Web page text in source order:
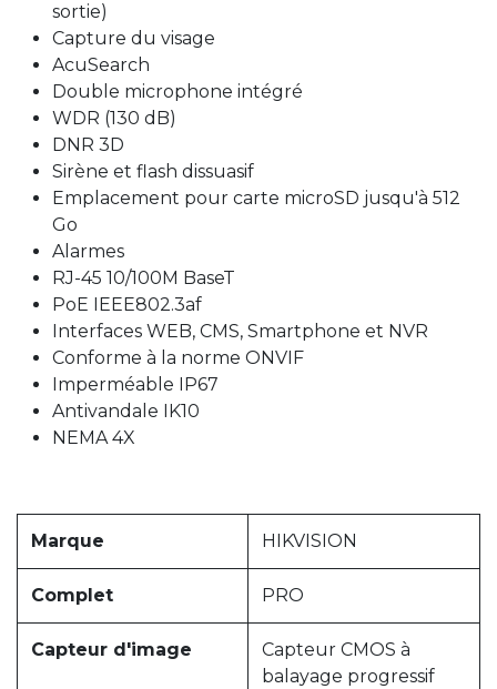
sortie)
Capture du visage
AcuSearch
Double microphone intégré
WDR (130 dB)
DNR 3D
Sirène et flash dissuasif
Emplacement pour carte microSD jusqu'à 512
Go
Alarmes
RJ-45 10/100M BaseT
PoE IEEE802.3af
Interfaces WEB, CMS, Smartphone et NVR
Conforme à la norme ONVIF
Imperméable IP67
Antivandale IK10
NEMA 4X
Marque HIKVISION
Complet PRO
Capteur d'image
Capteur CMOS à
balayage progressif